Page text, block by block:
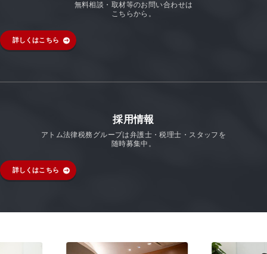
無料相談・取材等のお問い合わせは
こちらから。
詳しくはこちら
採用情報
アトム法律税務グループは弁護士・税理士・スタッフを
随時募集中。
詳しくはこちら